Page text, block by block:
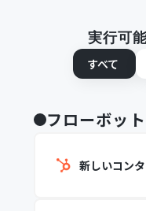
実行可
すべて
フローボッ
新しいコン